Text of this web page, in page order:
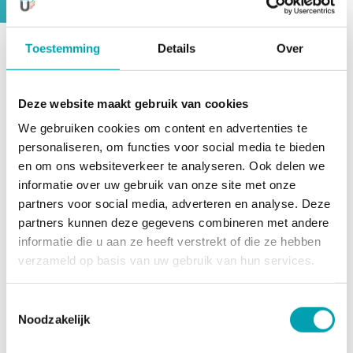
Toestemming Details Over
Deze website maakt gebruik van cookies
We gebruiken cookies om content en advertenties te
personaliseren, om functies voor social media te bieden
en om ons websiteverkeer te analyseren. Ook delen we
informatie over uw gebruik van onze site met onze
partners voor social media, adverteren en analyse. Deze
partners kunnen deze gegevens combineren met andere
informatie die u aan ze heeft verstrekt of die ze hebben
verzameld op basis van uw gebruik van hun services.
Noodzakelijk
At UniKidz, you get a total package with care during
costs for our activities that you would normally pay for
in addition to the childcare costs. It also makes certain
activities accessible to children who normally would
not have access to them.
The rates at UniKidz
Staatslieden for 2026 are as
follows:
Type of care